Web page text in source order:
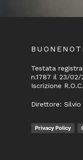
Testata
n.1787 il 23/02/
Iscrizione
Direttore:
Privacy Policy